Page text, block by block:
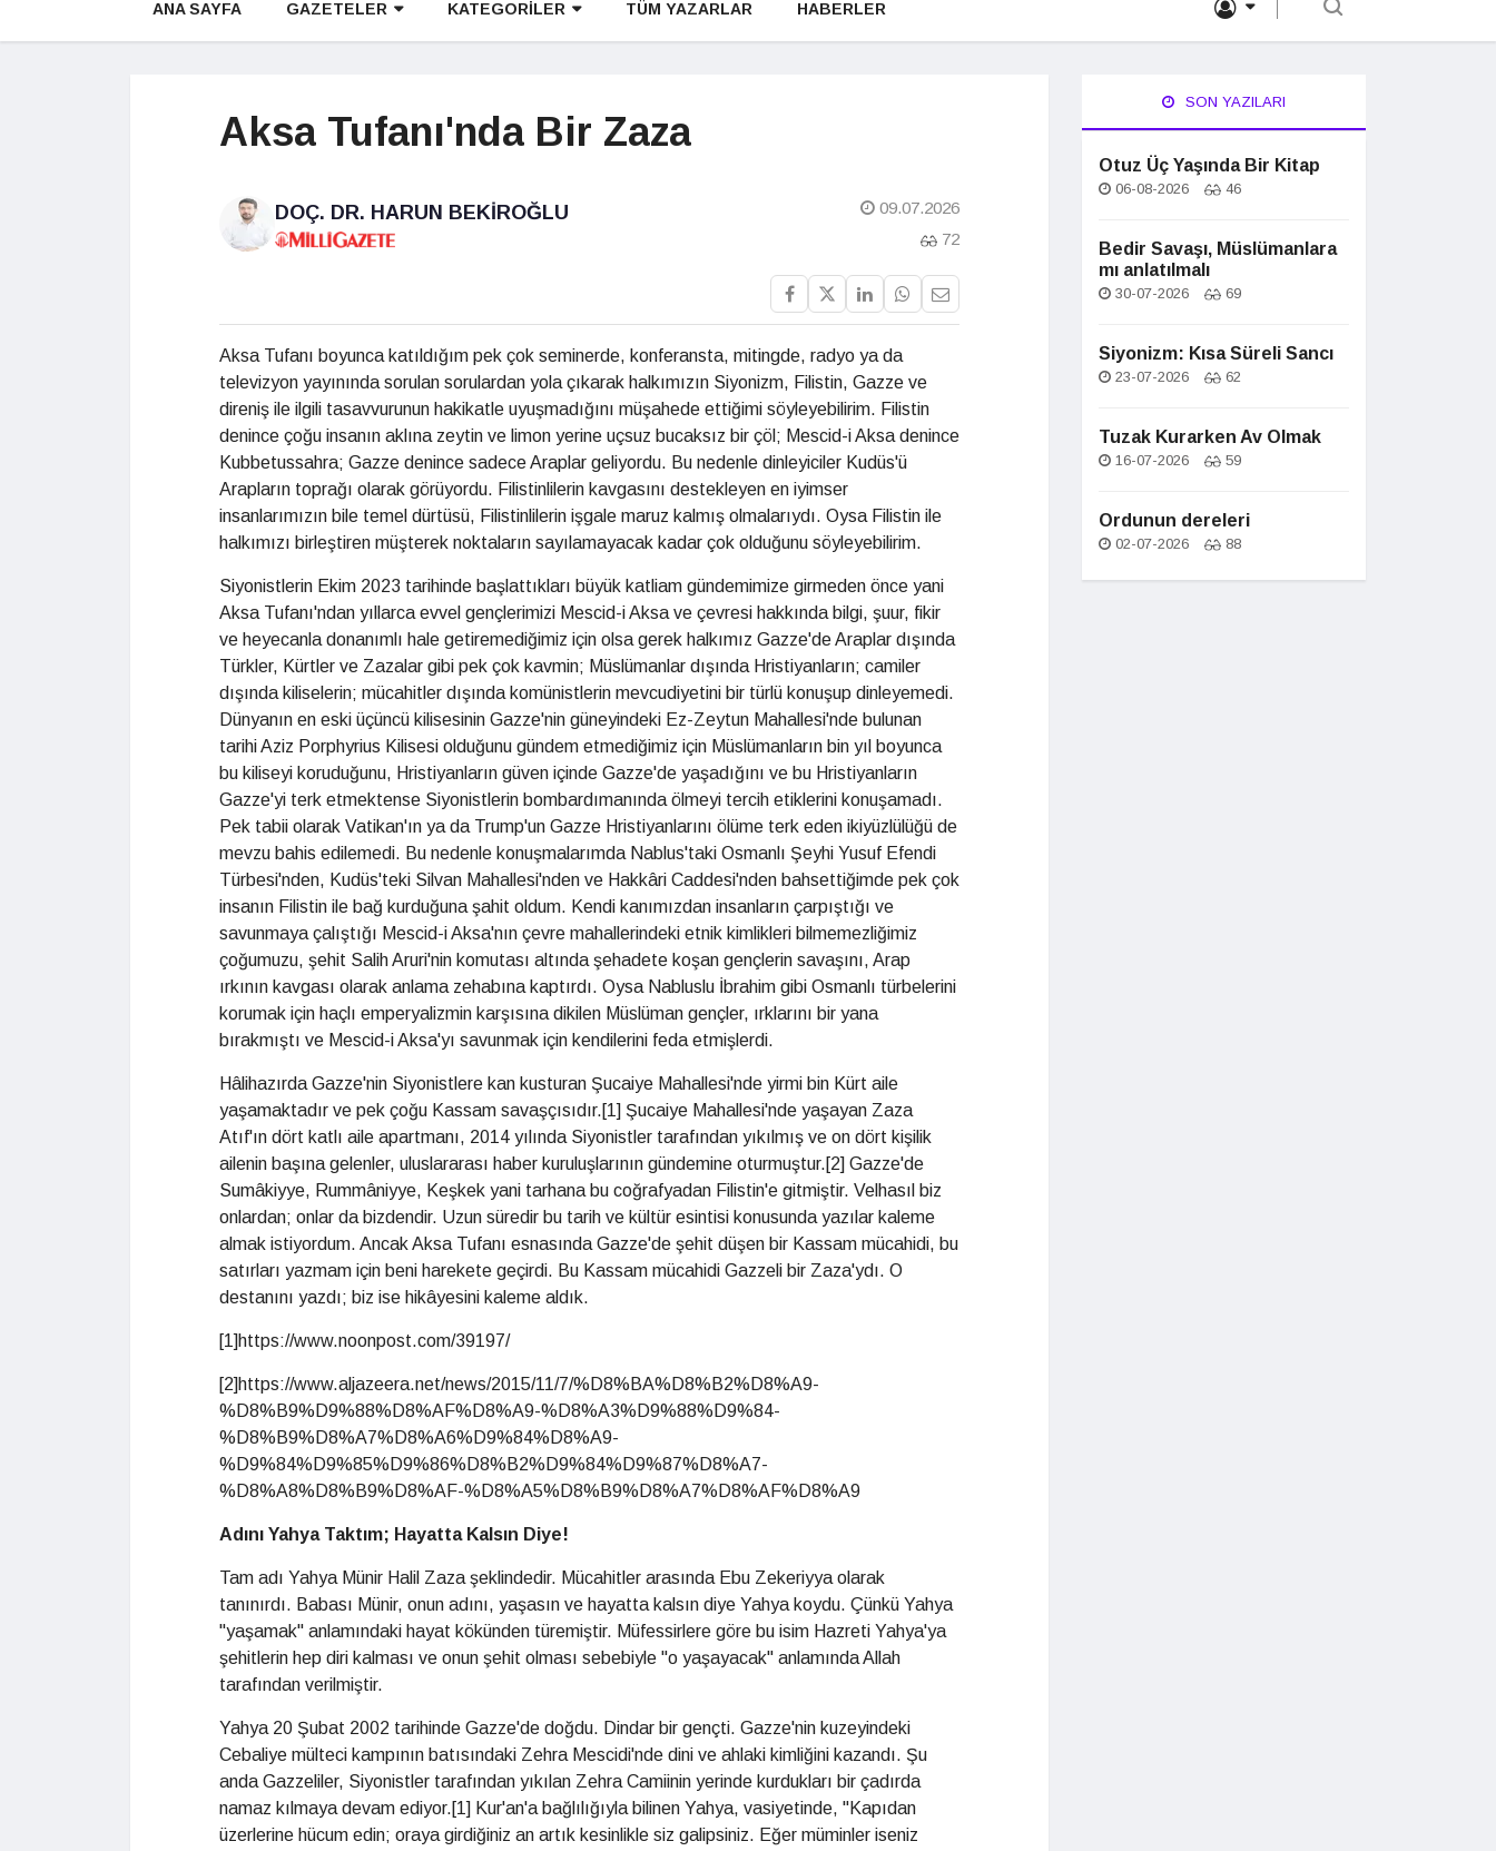
ANA SAYFA GAZETELER KATEGORİLER TÜM YAZARLAR HABERLER
Aksa Tufanı'nda Bir Zaza
DOÇ. DR. HARUN BEKIROĞLU
09.07.2026
72
Aksa Tufanı boyunca katıldığım pek çok seminerde, konferansta, mitingde, radyo ya da
televizyon yayınında sorulan sorulardan yola çıkarak halkımızın Siyonizm, Filistin, Gazze ve
direniş ile ilgili tasavvurunun hakikatle uyuşmadığını müşahede ettiğimi söyleyebilirim. Filistin
denince çoğu insanın aklına zeytin ve limon yerine uçsuz bucaksız bir çöl; Mescid-i Aksa denince
Kubbetussahra; Gazze denince sadece Araplar geliyordu. Bu nedenle dinleyiciler Kudüs'ü
Arapların toprağı olarak görüyordu. Filistinlilerin kavgasını destekleyen en iyimser
insanlarımızın bile temel dürtüsü, Filistinlilerin işgale maruz kalmış olmalarıydı. Oysa Filistin ile
halkımızı birleştiren müşterek noktaların sayılamayacak kadar çok olduğunu söyleyebilirim.
Siyonistlerin Ekim 2023 tarihinde başlattıkları büyük katliam gündemimize girmeden önce yani
Aksa Tufanı'ndan yıllarca evvel gençlerimizi Mescid-i Aksa ve çevresi hakkında bilgi, şuur, fikir
ve heyecanla donanımlı hale getiremediğimiz için olsa gerek halkımız Gazze'de Araplar dışında
Türkler, Kürtler ve Zazalar gibi pek çok kavmin; Müslümanlar dışında Hristiyanların; camiler
dışında kiliselerin; mücahitler dışında komünistlerin mevcudiyetini bir türlü konuşup dinleyemedi.
Dünyanın en eski üçüncü kilisesinin Gazze'nin güneyindeki Ez-Zeytun Mahallesi'nde bulunan
tarihi Aziz Porphyrius Kilisesi olduğunu gündem etmediğimiz için Müslümanların bin yıl boyunca
bu kiliseyi koruduğunu, Hristiyanların güven içinde Gazze'de yaşadığını ve bu Hristiyanların
Gazze'yi terk etmektense Siyonistlerin bombardımanında ölmeyi tercih etiklerini konuşamadı.
Pek tabii olarak Vatikan'ın ya da Trump'un Gazze Hristiyanlarını ölüme terk eden ikiyüzlülüğü de
mevzu bahis edilemedi. Bu nedenle konuşmalarımda Nablus'taki Osmanlı Şeyhi Yusuf Efendi
Türbesi'nden, Kudüs'teki Silvan Mahallesi'nden ve Hakkâri Caddesi'nden bahsettiğimde pek çok
insanın Filistin ile bağ kurduğuna şahit oldum. Kendi kanımızdan insanların çarpıştığı ve
savunmaya çalıştığı Mescid-i Aksa'nın çevre mahallerindeki etnik kimlikleri bilmemezliğimiz
çoğumuzu, şehit Salih Aruri'nin komutası altında şehadete koşan gençlerin savaşını, Arap
ırkının kavgası olarak anlama zehabına kaptırdı. Oysa Nabluslu İbrahim gibi Osmanlı türbelerini
korumak için haçlı emperyalizmin karşısına dikilen Müslüman gençler, ırklarını bir yana
bırakmıştı ve Mescid-i Aksa'yı savunmak için kendilerini feda etmişlerdi.
Hâlihazırda Gazze'nin Siyonistlere kan kusturan Şucaiye Mahallesi'nde yirmi bin Kürt aile
yaşamaktadır ve pek çoğu Kassam savaşçısıdır.[1] Şucaiye Mahallesi'nde yaşayan Zaza
Atıf'ın dört katlı aile apartmanı, 2014 yılında Siyonistler tarafından yıkılmış ve on dört kişilik
ailenin başına gelenler, uluslararası haber kuruluşlarının gündemine oturmuştur.[2] Gazze'de
Sumâkiyye, Rummâniyye, Keşkek yani tarhana bu coğrafyadan Filistin'e gitmiştir. Velhasıl biz
onlardan; onlar da bizdendir. Uzun süredir bu tarih ve kültür esintisi konusunda yazılar kaleme
almak istiyordum. Ancak Aksa Tufanı esnasında Gazze'de şehit düşen bir Kassam mücahidi, bu
satırları yazmam için beni harekete geçirdi. Bu Kassam mücahidi Gazzeli bir Zaza'ydı. O
destanını yazdı; biz ise hikâyesini kaleme aldık.
[1]https://www.noonpost.com/39197/
[2]https://www.aljazeera.net/news/2015/11/7/%D8%BA%D8%B2%D8%A9-
%D8%B9%D9%88%D8%AF%D8%A9-%D8%A3%D9%88%D9%84-
%D8%B9%D8%A7%D8%A6%D9%84%D8%A9-
%D9%84%D9%85%D9%86%D8%B2%D9%84%D9%87%D8%A7-
%D8%A8%D8%B9%D8%AF-%D8%A5%D8%B9%D8%A7%D8%AF%D8%A9
Adını Yahya Taktım; Hayatta Kalsın Diye!
Tam adı Yahya Münir Halil Zaza şeklindedir. Mücahitler arasında Ebu Zekeriyya olarak
tanınırdı. Babası Münir, onun adını, yaşasın ve hayatta kalsın diye Yahya koydu. Çünkü Yahya
"yaşamak" anlamındaki hayat kökünden türemiştir. Müfessirlere göre bu isim Hazreti Yahya'ya
şehitlerin hep diri kalması ve onun şehit olması sebebiyle "o yaşayacak" anlamında Allah
tarafından verilmiştir.
Yahya 20 Şubat 2002 tarihinde Gazze'de doğdu. Dindar bir gençti. Gazze'nin kuzeyindeki
Cebaliye mülteci kampının batısındaki Zehra Mescidi'nde dini ve ahlaki kimliğini kazandı. Şu
anda Gazzeliler, Siyonistler tarafından yıkılan Zehra Camiinin yerinde kurdukları bir çadırda
namaz kılmaya devam ediyor.[1] Kur'an'a bağlılığıyla bilinen Yahya, vasiyetinde, "Kapıdan
üzerlerine hücum edin; oraya girdiğiniz an artık kesinlikle siz galipsiniz. Eğer müminler iseniz
SON YAZILARI
Otuz Üç Yaşında Bir Kitap
06-08-2026 46
Bedir Savaşı, Müslümanlara
mı anlatılmalı
30-07-2026 69
Siyonizm: Kısa Süreli Sancı
23-07-2026 62
Tuzak Kurarken Av Olmak
16-07-2026 59
Ordunun dereleri
02-07-2026 88